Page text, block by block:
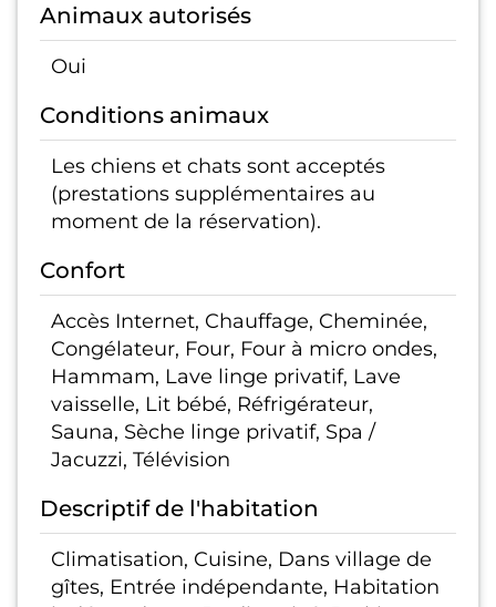
Animaux autorisés
Oui
Conditions animaux
Les chiens et chats sont acceptés
(prestations supplémentaires au
moment de la réservation).
Confort
Accès Internet, Chauffage, Cheminée,
Congélateur, Four, Four à micro ondes,
Hammam, Lave linge privatif, Lave
vaisselle, Lit bébé, Réfrigérateur,
Sauna, Sèche linge privatif, Spa /
Jacuzzi, Télévision
Descriptif de l'habitation
Climatisation, Cuisine, Dans village de
gîtes, Entrée indépendante, Habitation